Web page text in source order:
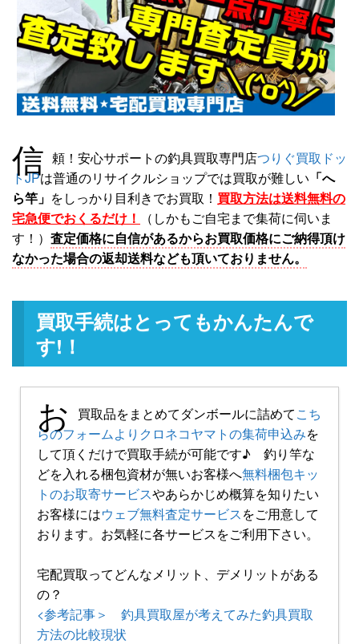
信 頼！安心サポートの釣具買取専門店つりぐ買取ドッ
トJPは普通のリサイクルショップでは買取が難しい 「へ
ら竿」 をしっかり目利きでお買取！ 買取方法は送料無料の
宅急便でおくるだけ！
（しかもご自宅まで集荷に伺いま
す！） 査定価格に自信があるからお買取価格にご納得頂け
なかった場合の返却送料なども頂いておりません。
買取手続はとってもかんたんで
す!！
お 買取品をまとめてダンボールに詰めてこち
らのフォームよりクロネコヤマトの集荷申込みを
して頂くだけで買取手続が可能です♪ 釣り竿な
どを入れる梱包資材が無いお客様へ無料梱包キッ
トのお取寄サービスやあらかじめ概算を知りたい
お客様にはウェブ無料査定サービスをご用意して
おります。お気軽に各サービスをご利用下さい。
宅配買取ってどんなメリット、デメリットがある
の？
<参考記事＞ 釣具買取屋が考えてみた釣具買取
方法の比較現状